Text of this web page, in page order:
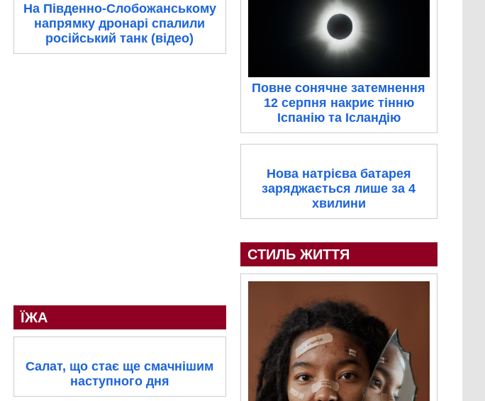
На Південно-Слобожанському
напрямку дронарі спалили
російський танк (відео)
ЇЖА
Салат, що стає ще смачнішим
наступного дня
Повне сонячне затемнення
12 серпня накриє тінню
Іспанію та Ісландію
Нова натрієва батарея
заряджається лише за 4
хвилини
СТИЛЬ ЖИТТЯ